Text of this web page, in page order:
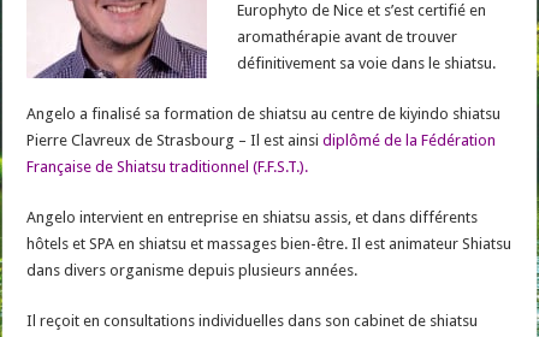
Europhyto de Nice et s’est certifié en
aromathérapie avant de trouver
définitivement sa voie dans le shiatsu.
Angelo a finalisé sa formation de shiatsu au centre de kiyindo shiatsu
Pierre Clavreux de Strasbourg – Il est ainsidiplômé de la Fédération
Française de Shiatsu traditionnel (F.F.S.T.).
Angelo intervient en entreprise en shiatsu assis, et dans différents
hôtels et SPA en shiatsu et massages bien-être. Il est animateur Shiatsu
dans divers organisme depuis plusieurs années.
Il reçoit en consultations individuelles dans son cabinet de shiatsu